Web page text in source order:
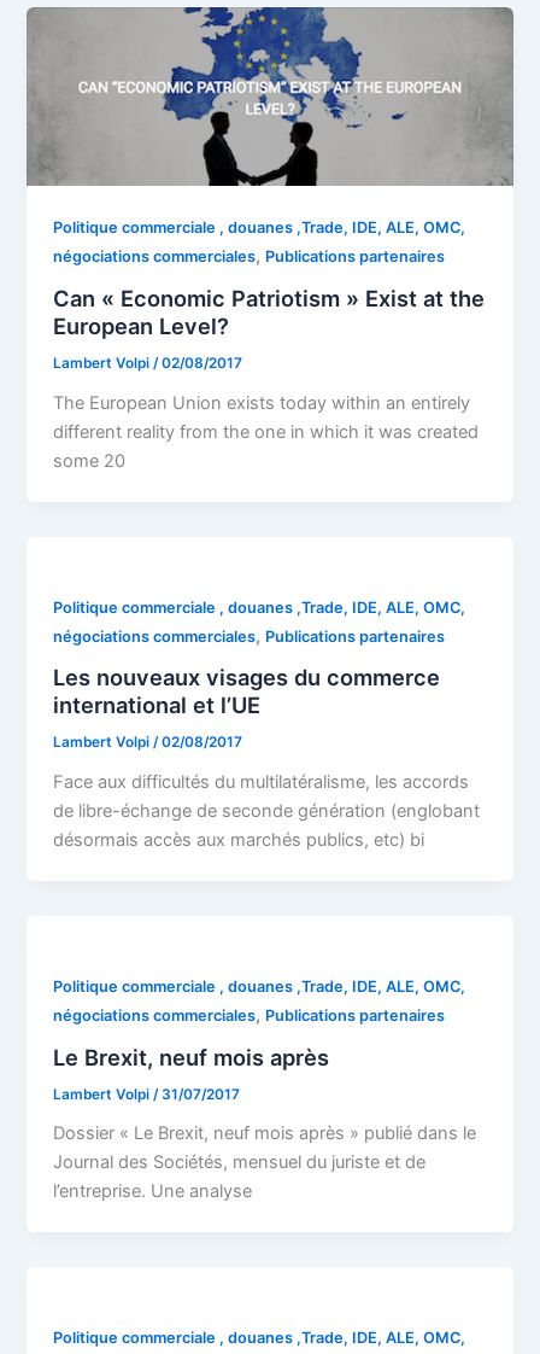
Politique commerciale , douanes ,Trade, IDE, ALE, OMC,
négociations commerciales, Publications partenaires
Can « Economic Patriotism » Exist at the
European Level?
Lambert Volpi /02/08/2017
The European Union exists today within an entirely
different reality from the one in which it was created
some 20
Politique commerciale , douanes ,Trade, IDE, ALE, OMC,
négociations commerciales, Publications partenaires
Les nouveaux visages du commerce
international et l’UE
Lambert Volpi/02/08/2017
Face aux difficultés du multilatéralisme, les accords
de libre-échange de seconde génération (englobant
désormais accès aux marchés publics, etc) bi
Politique commerciale , douanes ,Trade, IDE, ALE, OMC,
négociations commerciales, Publications partenaires
Le Brexit, neuf mois après
Lambert Volpi /31/07/2017
Dossier « Le Brexit, neuf mois après » publié dans le
Journal des Sociétés, mensuel du juriste et de
l’entreprise. Une analyse
Politique commerciale , douanes ,Trade, IDE, ALE, OMC,